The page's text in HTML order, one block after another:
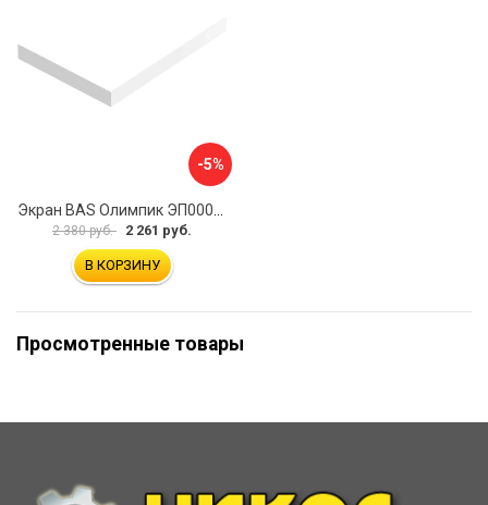
-5%
2 380 руб. 2 261 руб.
В КОРЗИНУ
Просмотренные товары